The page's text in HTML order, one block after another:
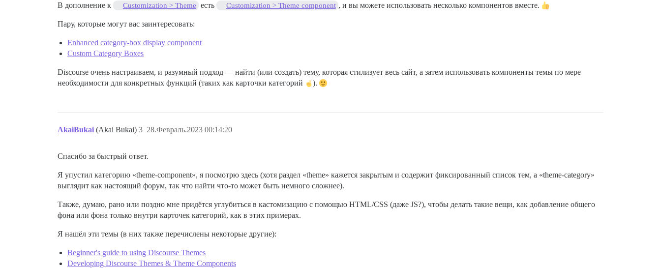
В дополнение к Customization > Theme есть Customization > Theme component , и вы можете использовать несколько компонентов вместе.
Пару, которые могут вас заинтересовать:
Enhanced category-box display component
Custom Category Boxes
Discourse очень настраиваем, и разумный подход — найти (или создать) тему, которая стилизует весь сайт, а затем использовать компоненты темы по мере
необходимости для конкретных функций (таких как карточки категорий
).
AkaiBukai (Akai Bukai) 28.Февраль.2023 00:14:20
3
Спасибо за быстрый ответ.
Я упустил категорию «theme-component», я посмотрю здесь (хотя раздел «theme» кажется закрытым и содержит фиксированный список тем, а «theme-category»
выглядит как настоящий форум, так что найти что-то может быть немного сложнее).
Также, думаю, рано или поздно мне придётся углубиться в кастомизацию с помощью HTML/CSS (даже JS?), чтобы делать такие вещи, как добавление общего
фона или фона только внутри карточек категорий, как в этих примерах.
Я нашёл эти темы (в них также перечислены некоторые другие):
Beginner's guide to using Discourse Themes
Developing Discourse Themes & Theme Components